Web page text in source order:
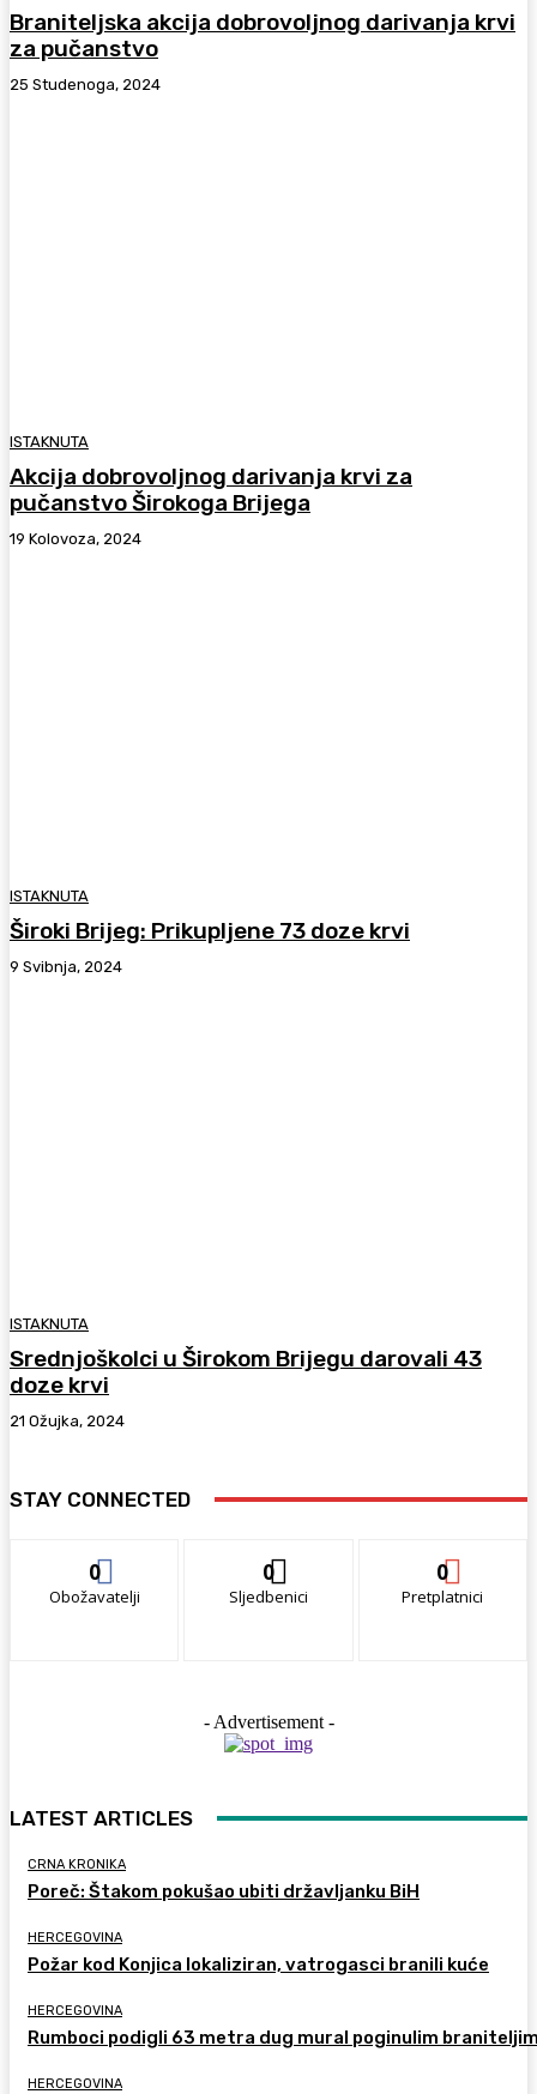
Braniteljska akcija dobrovoljnog darivanja krvi
za pučanstvo
25 Studenoga, 2024
ISTAKNUTA
Akcija dobrovoljnog darivanja krvi za
pučanstvo Širokoga Brijega
19 Kolovoza, 2024
ISTAKNUTA
Široki Brijeg: Prikupljene 73 doze krvi
9 Svibnja, 2024
ISTAKNUTA
Srednjoškolci u Širokom Brijegu darovali 43
doze krvi
21 Ožujka, 2024
STAY CONNECTED
0
Obožavatelji
0
Sljedbenici
0
Pretplatnici
- Advertisement -
LATEST ARTICLES
CRNA KRONIKA
Poreč: Štakom pokušao ubiti državljanku BiH
HERCEGOVINA
Požar kod Konjica lokaliziran, vatrogasci branili kuće
HERCEGOVINA
Rumboci podigli 63 metra dug mural poginulim
HERCEGOVINA